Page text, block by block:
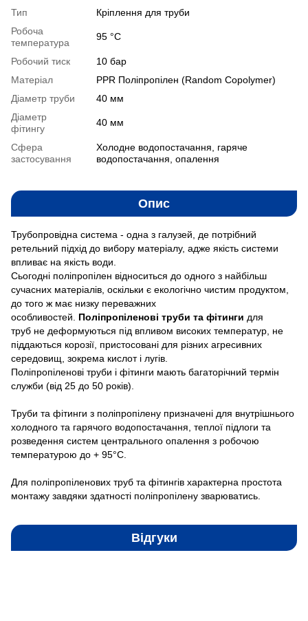
Тип
Кріплення для труби
Робоча
температура
95 °C
Робочий тиск
10 бар
Матеріал
PPR Поліпропілен (Random Copolymer)
Діаметр труби
40 мм
Діаметр
фітингу
40 мм
Сфера
застосування
Холодне водопостачання, гаряче
водопостачання, опалення
Опис
Трубопровідна система - одна з галузей, де потрібний
ретельний підхід до вибору матеріалу, адже якість системи
впливає на якість води.
Сьогодні поліпропілен відноситься до одного з найбільш
сучасних матеріалів, оскільки є екологічно чистим продуктом,
до того ж має низку переважних
особливостей. Поліпропіленові труби та фітинги для
труб не деформуються під впливом високих температур, не
піддаються корозії, пристосовані для різних агресивних
середовищ, зокрема кислот і лугів.
Поліпропіленові труби і фітинги мають багаторічний термін
служби (від 25 до 50 років).
Труби та фітинги з поліпропілену призначені для внутрішнього
холодного та гарячого водопостачання, теплої підлоги та
розведення систем центрального опалення з робочою
температурою до + 95°С.
Для поліпропіленових труб та фітингів характерна простота
монтажу завдяки здатності поліпропілену зварюватись.
Відгуки